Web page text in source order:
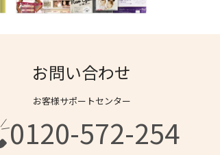
お問い合わせ
お客様サポートセンター
0120-572-254